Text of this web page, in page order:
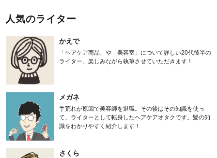
人気のライター
かえで
「ヘアケア商品」や「美容室」について詳しい20代後半の
ライター。楽しみながら執筆させていただきます！
メガネ
手荒れが原因で美容師を退職。その後はその知識を使っ
て、ライターとして転身したヘアケアオタクです。髪の知
識をわかりやすく紹介します！
さくら